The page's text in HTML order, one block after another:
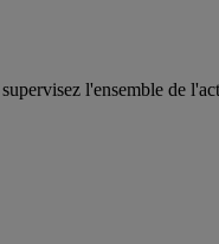
l'ensemble de